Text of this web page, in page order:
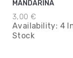
MANDARINA
3,00 €
Availability: 4
Stock